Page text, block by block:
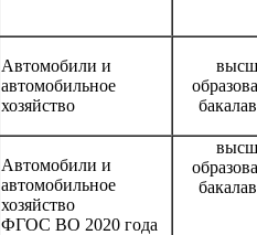
Автомобили и
автомобильное
хозяйство
Автомобили и
автомобильное
хозяйство
ФГОС ВО 2020 года